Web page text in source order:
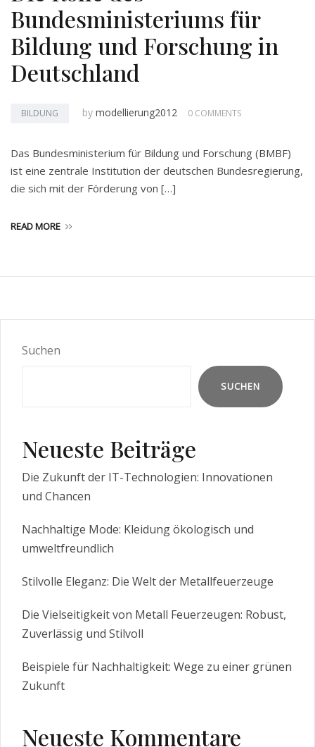
Bundesministeriums für
Bildung und Forschung in
Deutschland
BILDUNG by modellierung2012 0 COMMENTS
Das Bundesministerium für Bildung und Forschung (BMBF)
ist eine zentrale Institution der deutschen Bundesregierung,
die sich mit der Förderung von […]
READ MORE
Suchen
SUCHEN
Neueste Beiträge
Die Zukunft der IT-Technologien: Innovationen
und Chancen
Nachhaltige Mode: Kleidung ökologisch und
umweltfreundlich
Stilvolle Eleganz: Die Welt der Metallfeuerzeuge
Die Vielseitigkeit von Metall Feuerzeugen: Robust,
Zuverlässig und Stilvoll
Beispiele für Nachhaltigkeit: Wege zu einer grünen
Zukunft
Neueste Kommentare